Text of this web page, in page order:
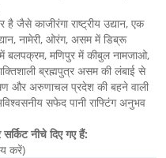
है जैसे काजीरंगा राष्ट्रीय उद्यान, एक
नामेरी, ओरंग, असम में डिब्रू
बलपक्रम, मणिपुर में कीबुल नामजाओ,
ब्रह्मपुत्र असम की लंबाई से
और अरुणाचल प्रदेश की बहने वाली
सफेद पानी राफ्टिंग अनुभव
नीचे दिए गए हैं:
करें)